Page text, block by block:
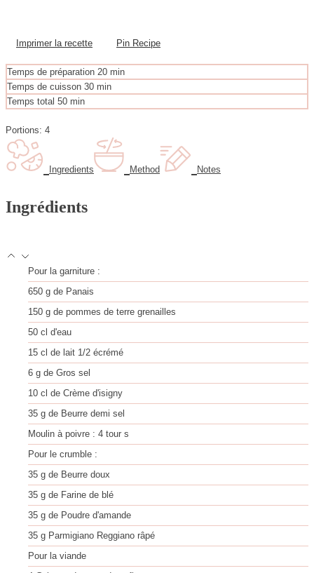
Imprimer la recette Pin Recipe
Temps de préparation 20m
i
n
u
e
s
min
Temps de cuisson 30m
n
e
s
min
Temps total 50m
e
min
Portions: 4
Ingredients Method Notes
Ingrédients
Pour la garniture :
650 g de Panais
150 g de pommes de terre grenailles
50 cl d'eau
15 cl de lait 1/2 écrémé
6 g de Gros sel
10 cl de Crème d'isigny
35 g de Beurre demi sel
Moulin à poivre : 4 tour s
Pour le crumble :
35 g de Beurre doux
35 g de Farine de blé
35 g de Poudre d'amande
35 g Parmigiano Reggiano râpé
Pour la viande